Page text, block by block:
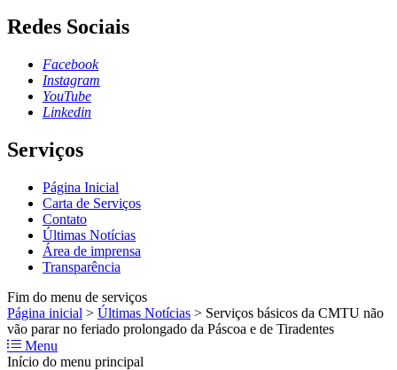
Redes Sociais
Facebook
Instagram
YouTube
Linkedin
Serviços
Página Inicial
Carta de Serviços
Contato
Últimas Notícias
Área de imprensa
Transparência
Fim do menu de serviços
Página inicial > Últimas Notícias > Serviços básicos da CMTU não
vão parar no feriado prolongado da Páscoa e de Tiradentes
Menu
Início do menu principal